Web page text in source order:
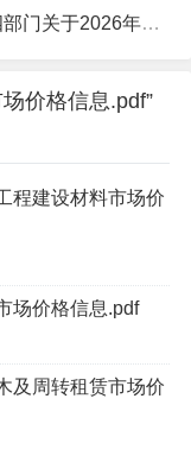
师职业资格考试有关事项的通知.pdf
价格信息.pdf”
程建设材料市场价
场价格信息.pdf
及周转租赁市场价